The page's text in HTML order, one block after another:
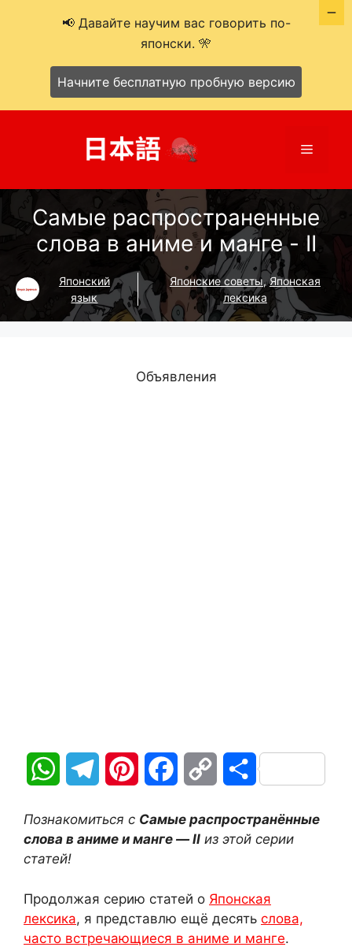
содержимому
Меню
Самые распространенные
слова в аниме и манге - II
Японский
язык
Японские советы,Японская
лексика
Объявления
W
a
t
s
A
l
g
r
n
e
r
c
b
o
p
L
i
О
п
а
в
Познакомиться с Самые распространённые
слова в аниме и манге — II из этой серии
статей!
Продолжая серию статей о Японская
лексика, я представлю ещё десять слова,
часто встречающиеся в аниме и манге.
📢 Давайте научим вас говорить по-
японски. 🎌
Начните бесплатную пробную версию